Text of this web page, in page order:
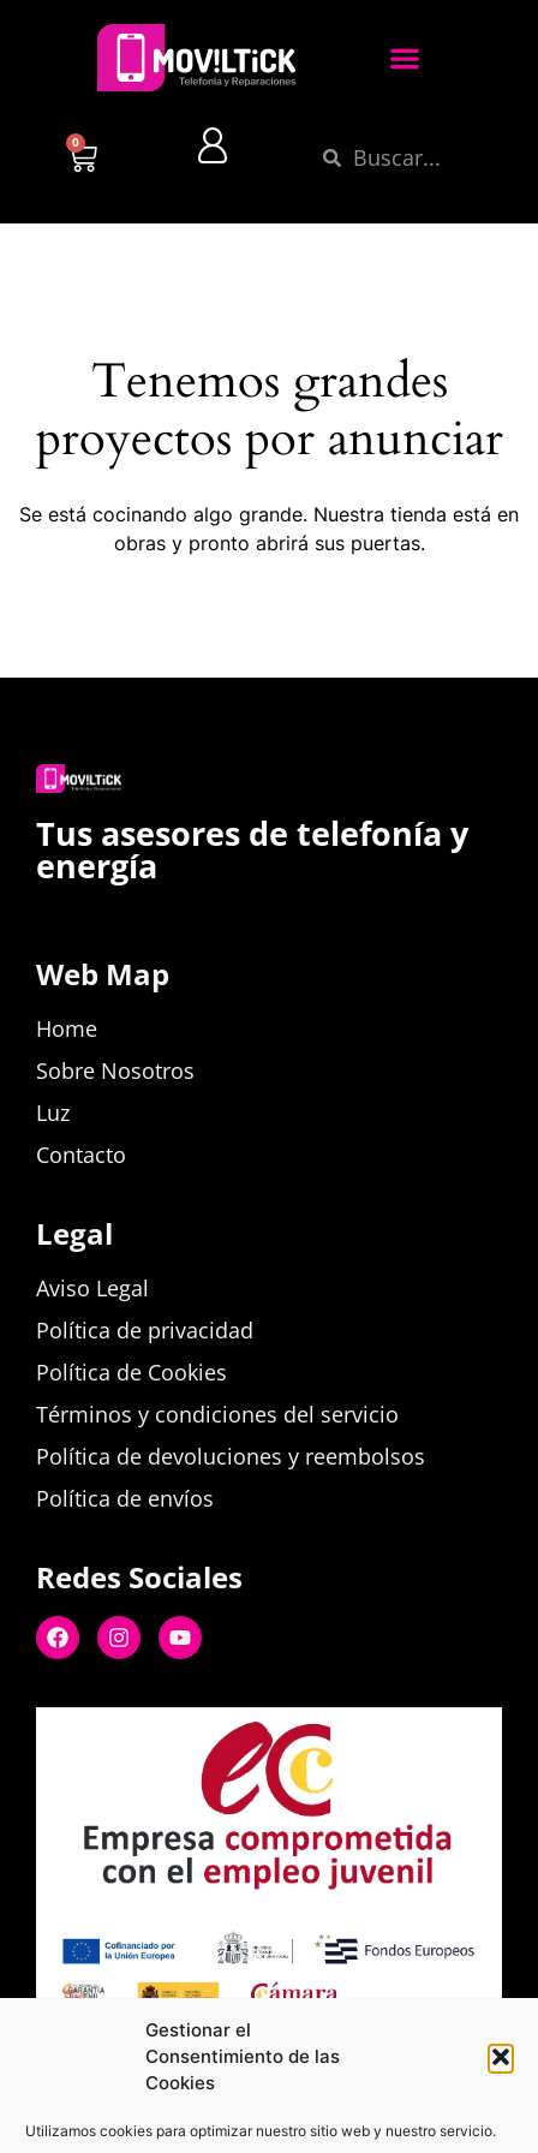
Gestionar el
Consentimiento de las
Cookies
Utilizamos cookies para optimizar nuestro sitio web y nuestro servicio.
0
Tenemos grandes
proyectos por anunciar
Se está cocinando algo grande. Nuestra tienda está en
obras y pronto abrirá sus puertas.
Tus asesores de telefonía y
energía
Web Map
Home
Sobre Nosotros
Luz
Contacto
Legal
Aviso Legal
Política de privacidad
Política de Cookies
Términos y condiciones del servicio
Política de devoluciones y reembolsos
Política de envíos
Redes Sociales
2026 Moviltick technologies. Todos los